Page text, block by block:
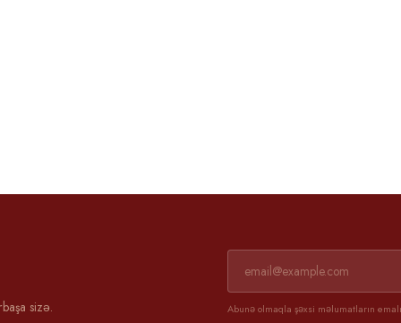
sizə. Abunə olmaqla şəxsi məlumatların